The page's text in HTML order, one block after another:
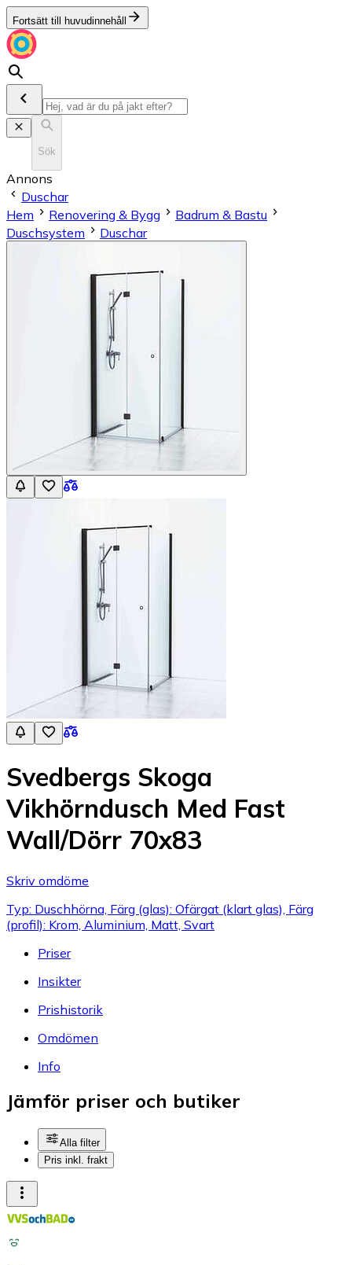
Fortsätt till huvudinnehåll
Sök
Annons
Duschar
Hem
Renovering & Bygg
Badrum & Bastu
Duschsystem
Duschar
Svedbergs Skoga
Vikhörndusch Med Fast
Wall/Dörr 70x83
Skriv omdöme
Typ: Duschhörna, Färg (glas): Ofärgat (klart glas), Färg
(profil): Krom, Aluminium, Matt, Svart
Priser
Insikter
Prishistorik
Omdömen
Info
Jämför priser och butiker
Alla filter
Pris inkl. frakt